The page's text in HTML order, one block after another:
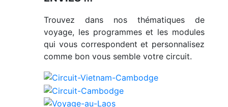
Trouvez dans nos thématiques de
voyage, les programmes et les modules
qui vous correspondent et personnalisez
comme bon vous semble votre circuit.